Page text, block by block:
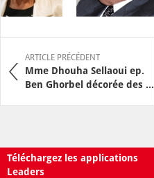
ARTICLE PRÉCÉDENT
Mme Dhouha Sellaoui ep.
Ben Ghorbel décorée des ...
Téléchargez les applications
Leaders